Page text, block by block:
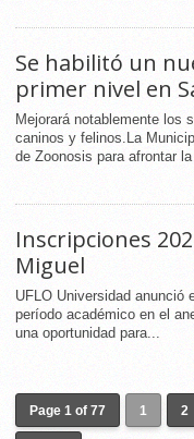
Se habilitó un
primer nivel en
Mejorará notablemente los
caninos y felinos.La
de Zoonosis para afrontar
Inscripciones
Miguel
UFLO Universidad anunció
período académico en el
una oportunidad para...
Page 1 of 77 1 2